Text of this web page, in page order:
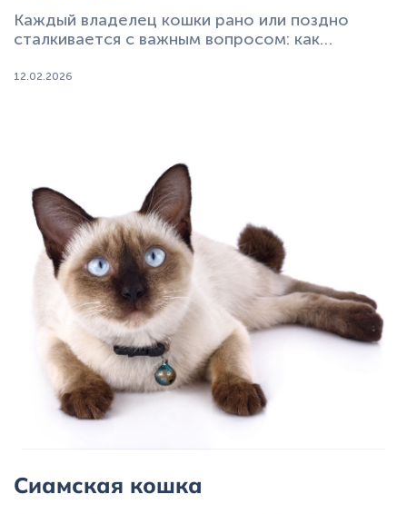
Каждый владелец кошки рано или поздно
сталкивается с важным вопросом: как
питомцу было удобно, а уборка не
12.02.2026
Сиамская кошка